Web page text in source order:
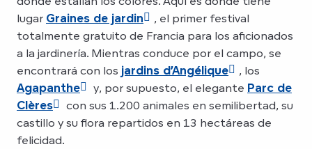
lugar Graines de jardin
, el primer festival
totalmente gratuito de Francia para los aficionados
a la jardinería. Mientras conduce por el campo, se
encontrará con los jardins d’Angélique
, los
Agapanthe
y, por supuesto, el elegante Parc de
Clères
con sus 1.200 animales en semilibertad, su
castillo y su flora repartidos en 13 hectáreas de
felicidad.